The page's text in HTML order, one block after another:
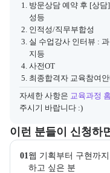
방문상담 예약 후 [상
성등
인적성/직무부합성
실 수업강사 인터뷰 :
지등
사전OT
최종합격자 교육참여안
자세한 사항은 교육과정
주시기 바랍니다 :)
이런 분들이 신청하
이 교육과정이 어떤 분들
01웹 기획부터 구현까
하고 싶은 분